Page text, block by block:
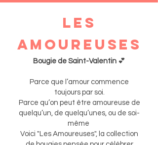
les
amoureuseS
Bougie de Saint-Valentin 💕
Parce que l’amour commence
toujours par soi.
Parce qu’on peut être amoureuse de
quelqu’un, de quelqu’unes, ou de soi-
même
Voici "Les Amoureuses", la collection